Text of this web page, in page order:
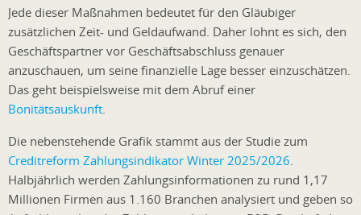
Jede dieser Maßnahmen bedeutet für den Gläubiger
zusätzlichen Zeit- und Geldaufwand. Daher lohnt es sich, den
Geschäftspartner vor Geschäftsabschluss genauer
anzuschauen, um seine finanzielle Lage besser einzuschätzen.
Das geht beispielsweise mit dem Abruf einer
Bonitätsauskunft.
Die nebenstehende Grafik stammt aus der Studie zum
Creditreform Zahlungsindikator Winter 2025/2026.
Halbjährlich werden Zahlungsinformationen zu rund 1,17
Millionen Firmen aus 1.160 Branchen analysiert und geben so